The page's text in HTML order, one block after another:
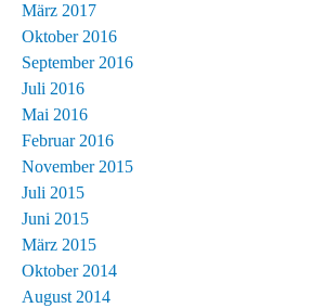
März 2017
Oktober 2016
September 2016
Juli 2016
Mai 2016
Februar 2016
November 2015
Juli 2015
Juni 2015
März 2015
Oktober 2014
August 2014